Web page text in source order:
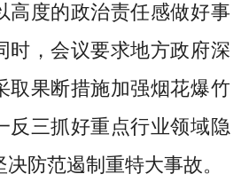
高度的政治责任感做好事
时，会议要求地方政府深
取果断措施加强烟花爆竹
反三抓好重点行业领域隐
防范遏制重特大事故。